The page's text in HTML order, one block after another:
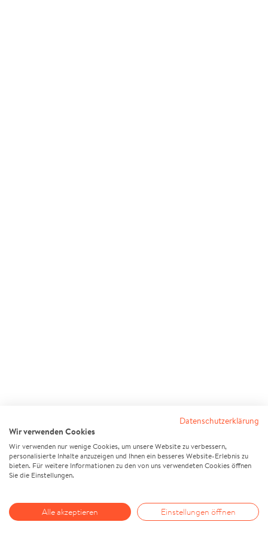
Datenschutzerklärung
Wir verwenden Cookies
Wir verwenden nur wenige Cookies, um unsere Website zu verbessern,
personalisierte Inhalte anzuzeigen und Ihnen ein besseres Website-Erlebnis zu
bieten. Für weitere Informationen zu den von uns verwendeten Cookies öffnen
Sie die Einstellungen.
Alle akzeptieren Einstellungen öffnen